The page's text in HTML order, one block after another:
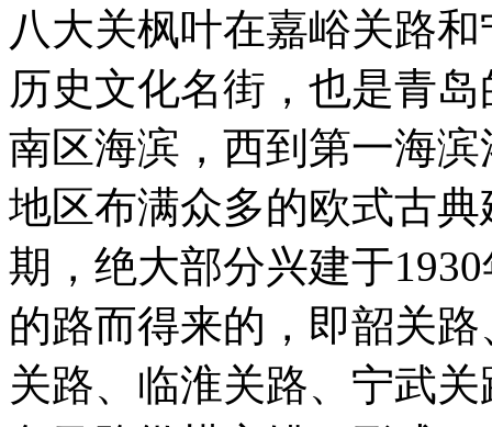
八大关枫叶在嘉峪关路
历史文化名街，也是青
南区海滨，西到第一海
地区布满众多的欧式古
期，绝大部分兴建于
的路而得来的，即韶关
关路、临淮关路、宁武